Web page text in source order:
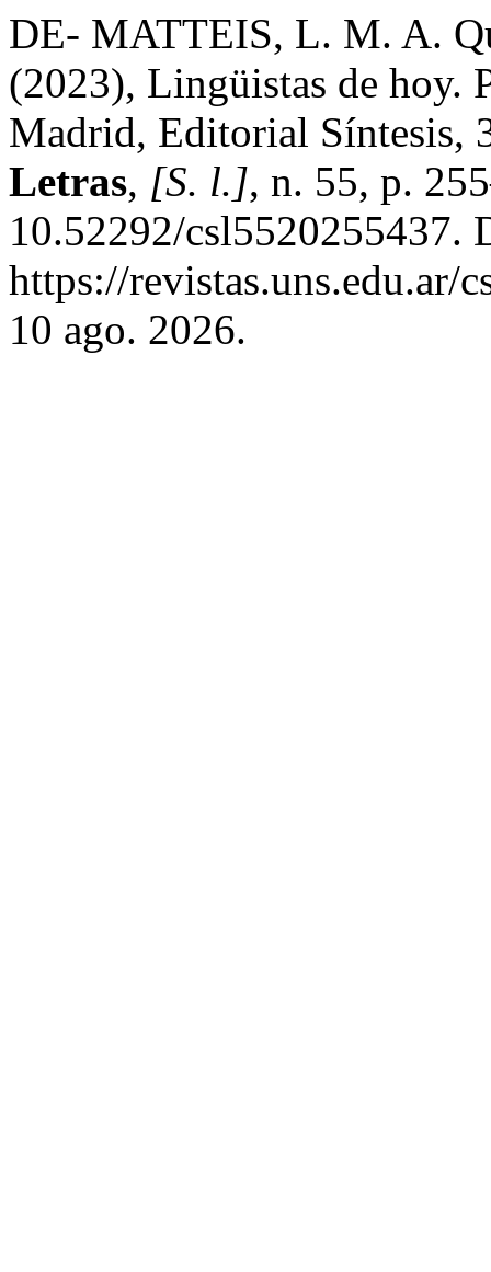
DE- MATTEIS, L. M. A.
(2023), Lingüistas de hoy.
Madrid, Editorial Síntesis,
Letras, [S. l.], n. 55, p.
10.52292/csl5520255437.
https://revistas.uns.edu.ar/
10 ago. 2026.